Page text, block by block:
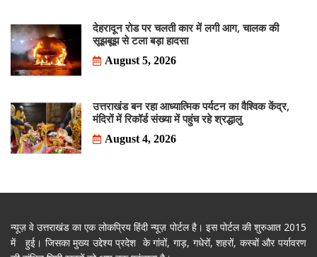
देहरादून रोड पर चलती कार में लगी आग, चालक की
सूझबूझ से टला बड़ा हादसा
August 5, 2026
उत्तराखंड बन रहा आध्यात्मिक पर्यटन का वैश्विक केंद्र,
मंदिरों में रिकॉर्ड संख्या में पहुंच रहे श्रद्धालु
August 4, 2026
न्यूज़ वे उत्तराखंड का एक लोकप्रिय हिंदी न्यूज़ पोर्टल है। इस पोर्टल की शुरुआत 2015
में हुई। जिसका मुख्य उद्देश्य प्रदेश के गांवों, गाड़, गधेरों, शहरों, कस्बों और पर्यावरण